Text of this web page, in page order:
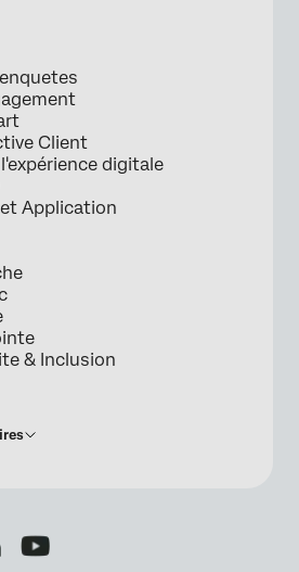
Client
digitale
Application
& Inclusion